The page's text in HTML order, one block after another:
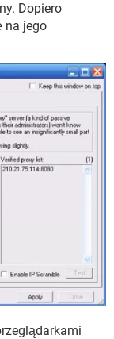
Dopiero
na jego